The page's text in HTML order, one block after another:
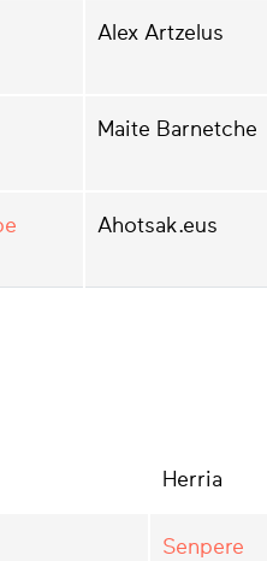
Alex Artzelus
Maite Barnetche
Ahotsak.eus
Herria
Senpere